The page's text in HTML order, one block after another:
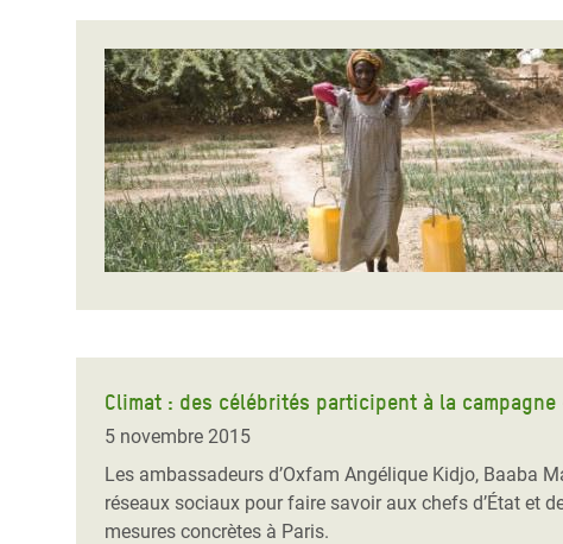
Climat : des célébrités participent à la campagne
5 novembre 2015
Les ambassadeurs d’Oxfam Angélique Kidjo, Baaba
réseaux sociaux pour faire savoir aux chefs d’État et
mesures concrètes à Paris.